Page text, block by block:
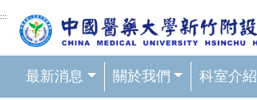
網頁頂端重要消息及連結
:::
最新消息 關於我們 科室介紹